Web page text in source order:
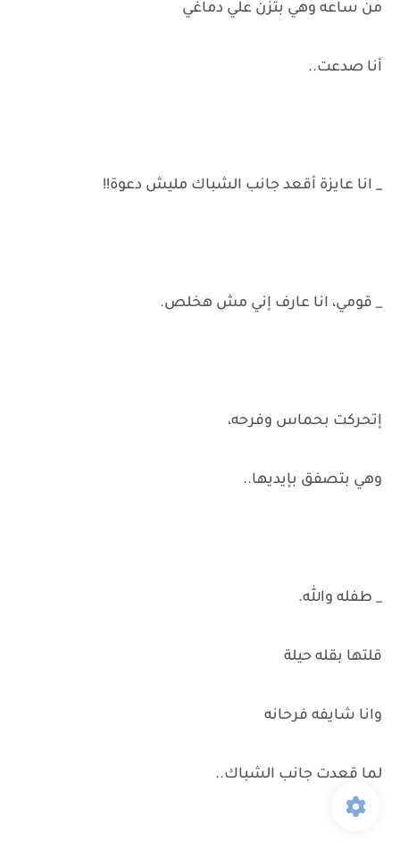
من ساعه وهي بتزن علي دماغي
أنا صدعت..
_ انا عايزة أقعد جانب الشباك مليش دعوة!!
_ قومي، انا عارف إني مش هخلص.
إتحركت بحماس وفرحه،
وهي بتصفق بإيديها..
_ طفله والله.
قلتها بقله حيلة
وانا شايفه فرحانه
لما قعدت جانب الشباك..